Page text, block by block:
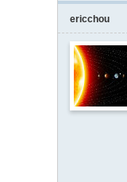
ericchou